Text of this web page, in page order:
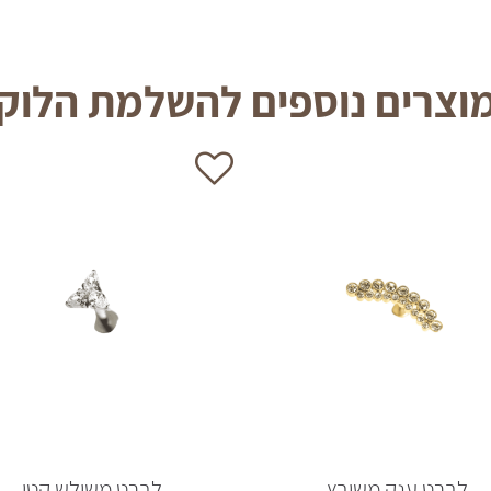
נוספים להשלמת